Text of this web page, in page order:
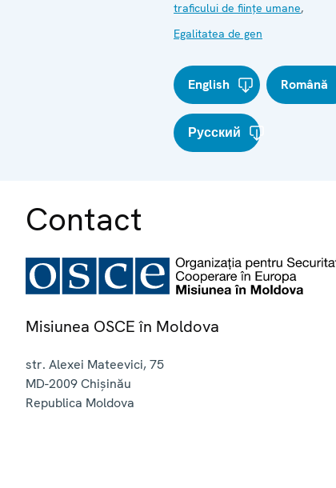
traficului de ființe umane,
Egalitatea de gen
English Română
Русский
Contact
Misiunea OSCE în Moldova
str. Alexei Mateevici, 75
MD-2009Chișinău
Republica Moldova